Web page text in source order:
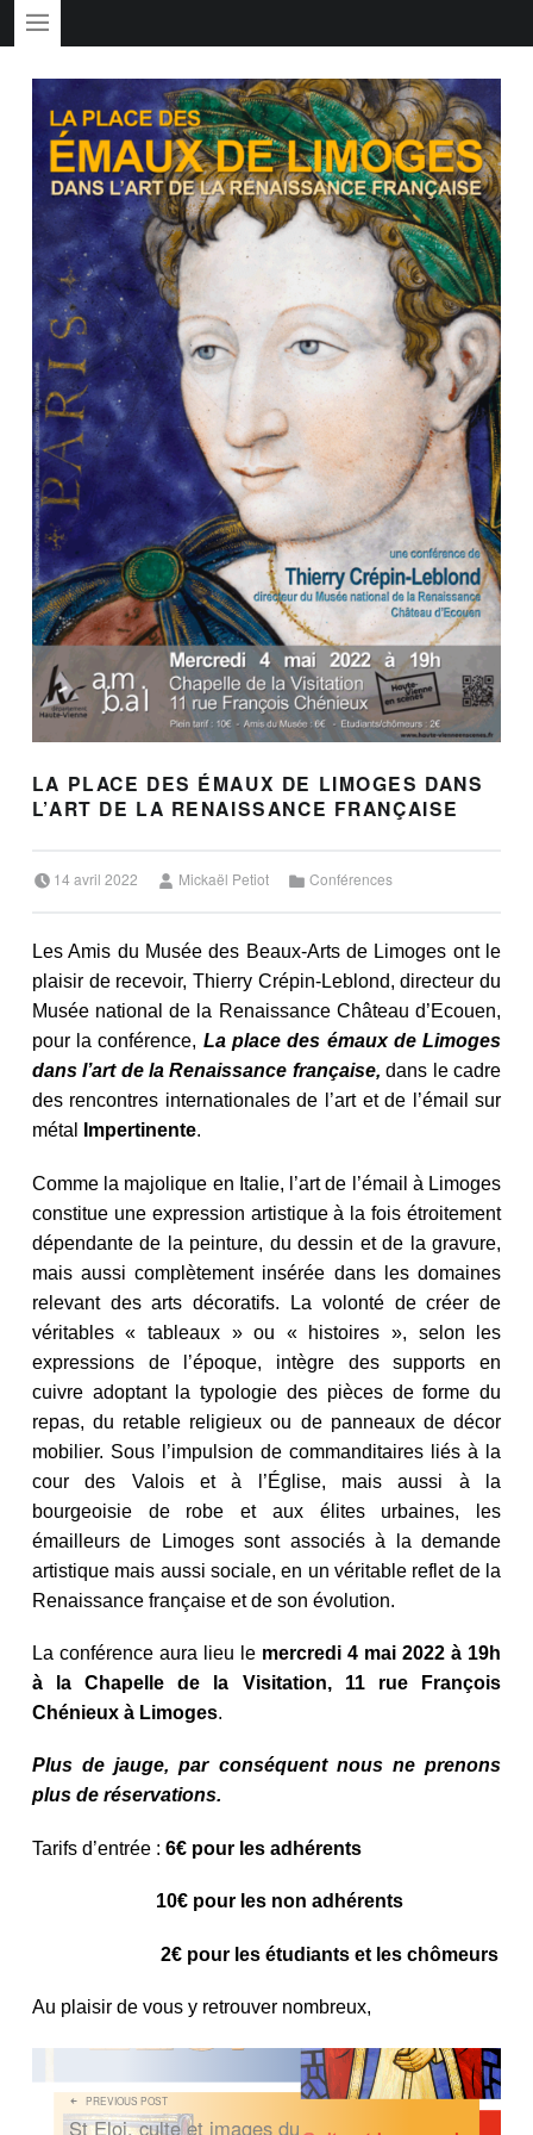
LA PLACE DES ÉMAUX DE LIMOGES DANS
L’ART DE LA RENAISSANCE FRANÇAISE
14 avril 2022 Mickaël Petiot Conférences
Les Amis du Musée des Beaux-Arts de Limoges ont le
plaisir de recevoir, Thierry Crépin-Leblond, directeur du
Musée national de la Renaissance Château d’Ecouen,
pour la conférence, La place des émaux de Limoges
dans l’art de la Renaissance française,dans le cadre
des rencontres internationales de l’art et de l’émail sur
métal
Impertinente.
Comme la majolique en Italie, l’art de l’émail à Limoges
constitue une expression artistique à la fois étroitement
dépendante de la peinture, du dessin et de la gravure,
mais aussi complètement insérée dans les domaines
relevant des arts décoratifs. La volonté de créer de
véritables « tableaux » ou « histoires », selon les
expressions de l’époque, intègre des supports en
cuivre adoptant la typologie des pièces de forme du
repas, du retable religieux ou de panneaux de décor
mobilier. Sous l’impulsion de commanditaires liés à la
cour des Valois et à l’Église, mais aussi à la
bourgeoisie de robe et aux élites urbaines, les
émailleurs de Limoges sont associés à la demande
artistique mais aussi sociale, en un véritable reflet de la
Renaissance française et de son évolution.
La conférence aura lieu le mercredi 4 mai 2022 à 19h
à la Chapelle de la Visitation, 11 rue François
Chénieux à Limoges.
Plus de jauge, par conséquent nous ne prenons
plus de réservations.
Tarifs d’entrée : 6€ pour les adhérents
10€ pour les non adhérents
2€ pour les étudiants et les chômeurs
Au plaisir de vous y retrouver nombreux,
NAVIGATION DE L’ARTICLE
PREVIOUS POST
St Eloi, culte et images du